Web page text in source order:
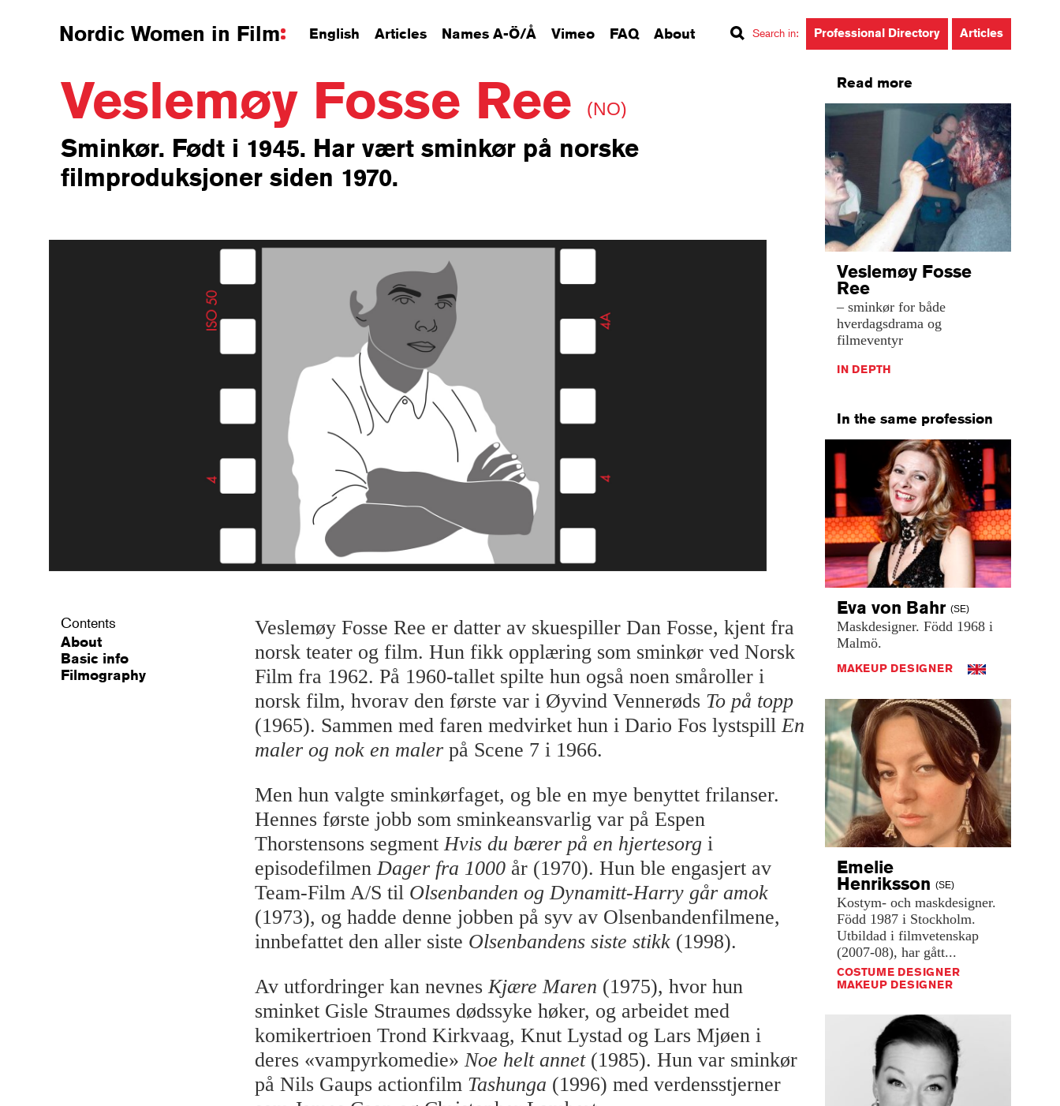
Nordic Women in Film English Articles Names A-Ö/Å Vimeo FAQ About Search in: Professional Directory Articles
Veslemøy Fosse Ree (NO)
Sminkør. Født i 1945. Har vært sminkør på norske
filmproduksjoner siden 1970.
Contents
About
Basic info
Filmography
Veslemøy Fosse Ree er datter av skuespiller Dan Fosse, kjent fra
norsk teater og film. Hun fikk opplæring som sminkør ved Norsk
Film fra 1962. På 1960-tallet spilte hun også noen småroller i
norsk film, hvorav den første var i Øyvind Vennerøds To på topp
(1965). Sammen med faren medvirket hun i Dario Fos lystspillEn
maler og nok en maler på Scene 7 i 1966.
Men hun valgte sminkørfaget, og ble en mye benyttet frilanser.
Hennes første jobb som sminkeansvarlig var på Espen
Thorstensons segmentHvis du bærer på en hjertesorg i
episodefilmenDager fra 1000 år (1970). Hun ble engasjert av
Team-Film A/S til Olsenbanden og Dynamitt-Harry går amok
(1973), og hadde denne jobben på syv av Olsenbandenfilmene,
innbefattet den aller siste Olsenbandens siste stikk (1998).
Av utfordringer kan nevnesKjære Maren (1975), hvor hun
sminket Gisle Straumes dødssyke høker, og arbeidet med
komikertrioen Trond Kirkvaag, Knut Lystad og Lars Mjøen i
deres «vampyrkomedie» Noe helt annet(1985). Hun var sminkør
på Nils Gaups actionfilm Tashunga (1996) med verdensstjerner
Read more
Veslemøy Fosse
Ree
– sminkør for både
hverdagsdrama og
filmeventyr
IN DEPTH
In the same profession
Eva von Bahr (SE)
Maskdesigner. Född 1968 i
Malmö.
MAKEUP DESIGNER
Emelie
Henriksson (SE)
Kostym- och maskdesigner.
Född 1987 i Stockholm.
Utbildad i filmvetenskap
(2007-08), har gått...
COSTUME DESIGNER
MAKEUP DESIGNER